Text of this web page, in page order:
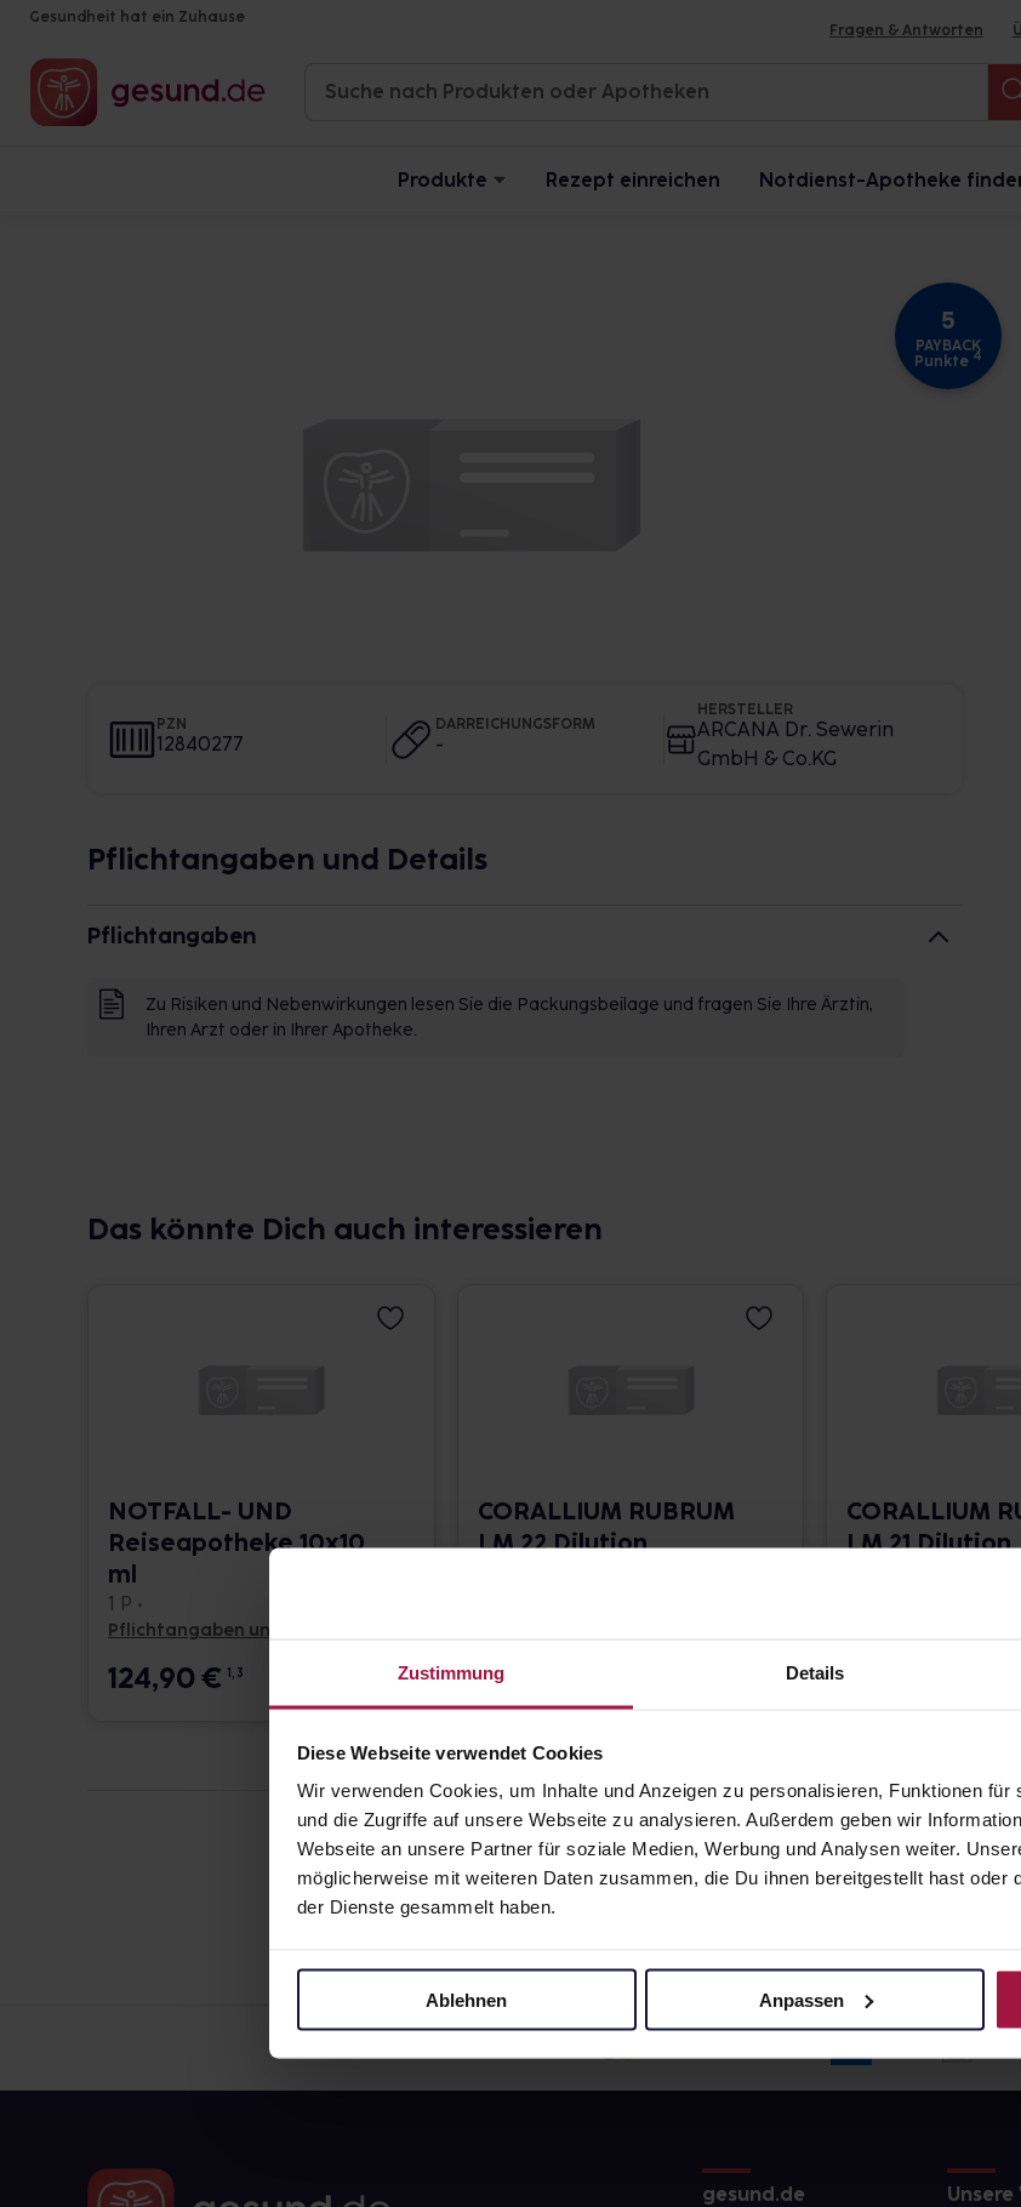
Zustimmung Details
Diese Webseite verwendet Cookies
Wir verwenden Cookies, um Inhalte und Anzeigen zu personalisieren, Funktionen für
und die Zugriffe auf unsere Webseite zu analysieren. Außerdem geben wir
Webseite an unsere Partner für soziale Medien, Werbung und Analysen weiter.
möglicherweise mit weiteren Daten zusammen, die Du ihnen bereitgestellt hast oder
der Dienste gesammelt haben.
Ablehnen Anpassen
Gesundheit hat ein Zuhause
Fragen & Antworten
Produkte Rezept einreichen Notdienst-Apotheke
5
PAYBACK
Punkte 4
PZN
12840277
DARREICHUNGSFORM
-
HERSTELLER
ARCANA Dr. Sewerin
GmbH & Co.KG
Pflichtangaben und Details
Pflichtangaben
Zu Risiken und Nebenwirkungen lesen Sie die Packungsbeilage und fragen Sie Ihre Ärztin,
Ihren Arzt oder in Ihrer Apotheke.
Das könnte Dich auch interessieren
NOTFALL- UND
Reiseapotheke 10x10
ml
1 P •
Pflichtangaben und Details
124,90€ 1, 3
CORALLIUM RUBRUM
LM 22 Dilution
17,66
CORALLIUM
LM 21 Dilution
gesund.de